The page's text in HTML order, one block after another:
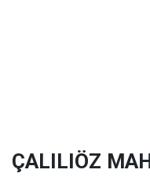
ÇALILIÖZ